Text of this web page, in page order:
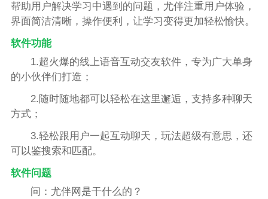
帮助用户解决学习中遇到的问题，尤伴注重用户体验，
界面简洁清晰，操作便利，让学习变得更加轻松愉快。
软件功能
1.超火爆的线上语音互动交友软件，专为广大单身
的小伙伴们打造；
2.随时随地都可以轻松在这里邂逅，支持多种聊天
方式；
3.轻松跟用户一起互动聊天，玩法超级有意思，还
可以鉴搜索和匹配。
软件问题
问：尤伴网是干什么的？